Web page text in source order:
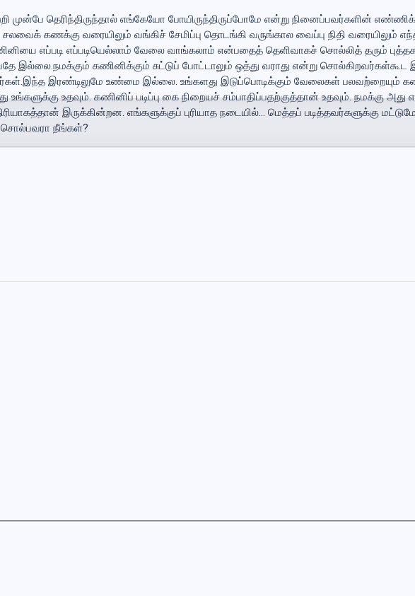
தெரிந்திருந்தால் எங்கேயோ போயிருந்திருப்போமே என்று நினைப்பவர்களின்
கணக்கு வரையிலும் வங்கிச் சேமிப்பு தொடங்கி வருங்கால வைப்பு நிதி வரையிலும்
எப்படி எப்படியெல்லாம் வேலை வாங்கலாம் என்பதைத் தெளிவாகச் சொல்லித் தரும்
இல்லை.நமக்கும் கணினிக்கும் சுட்டுப் போட்டாலும் ஒத்து வராது என்று சொல்கிறவர்கள்கூட
இரண்டிலுமே உண்மை இல்லை. உங்களது இடுப்பொடிக்கும் வேலைகள் பலவற்றையும்
உதவும். கணினிப் படிப்பு கை நிறையச் சம்பாதிப்பதற்குத்தான் உதவும். நமக்கு அது
இருக்கின்றன. எங்களுக்குப் புரியாத நடையில்... மெத்தப் படித்தவர்களுக்கு மட்டுமே
நீங்கள்?